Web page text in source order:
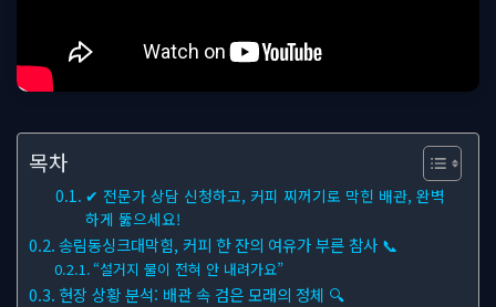
목차
✔ 전문가 상담 신청하고, 커피 찌꺼기로 막힌 배관, 완벽
하게 뚫으세요!
송림동싱크대막힘, 커피 한 잔의 여유가 부른 참사 📞
“설거지 물이 전혀 안 내려가요”
현장 상황 분석: 배관 속 검은 모래의 정체 🔍